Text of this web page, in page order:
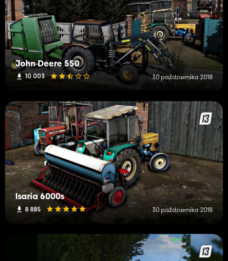
John Deere 550
10 003 30 października 2018
Isaria 6000s
8 885 30 października 2018